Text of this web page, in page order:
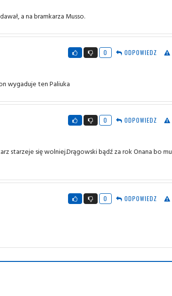
a na bramkarza Musso.
0 ODPOWIEDZ
wygaduje ten Paliuka
0 ODPOWIEDZ
starzeje się wolniej.Drągowski bądź za rok Onana bo mu
0 ODPOWIEDZ